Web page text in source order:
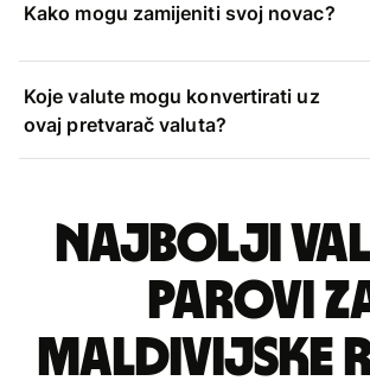
Kako mogu zamijeniti svoj novac?
Koje valute mogu konvertirati uz
ovaj pretvarač valuta?
Najbolji
parovi
maldivijske